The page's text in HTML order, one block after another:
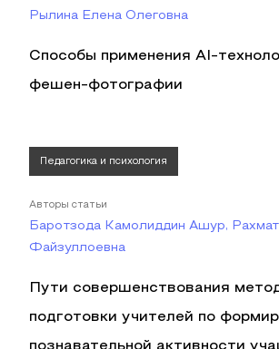
Рылина Елена Олеговна
Способы применения AI-
фешен-фотографии
Педагогика и психология
Авторы статьи
Баротзода Камолиддин Ашур,
Файзуллоевна
Пути совершенствования
подготовки учителей по
познавательной активности